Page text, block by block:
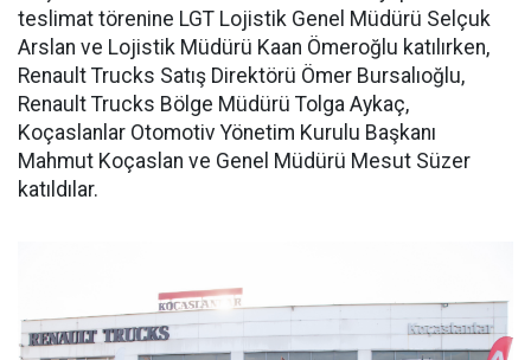
teslimat törenine LGT Lojistik Genel Müdürü Selçuk
Arslan ve Lojistik Müdürü Kaan Ömeroğlu katılırken,
Renault Trucks Satış Direktörü Ömer Bursalıoğlu,
Renault Trucks Bölge Müdürü Tolga Aykaç,
Koçaslanlar Otomotiv Yönetim Kurulu Başkanı
Mahmut Koçaslan ve Genel Müdürü Mesut Süzer
katıldılar.